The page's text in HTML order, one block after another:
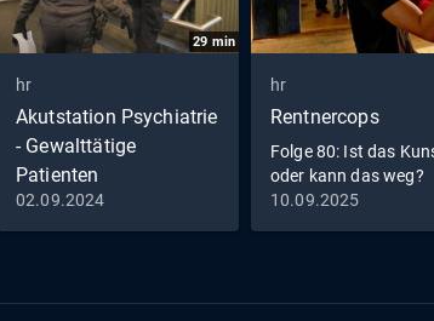
29 min
hr
Akutstation Psychiatrie
- Gewalttätige
Patienten
Folge 4: Gewalttätige
Patienten (S01/E04)
02.09.2024
hr
Rentnercops
Folge 80: Ist das
oder kann das weg?
10.09.2025